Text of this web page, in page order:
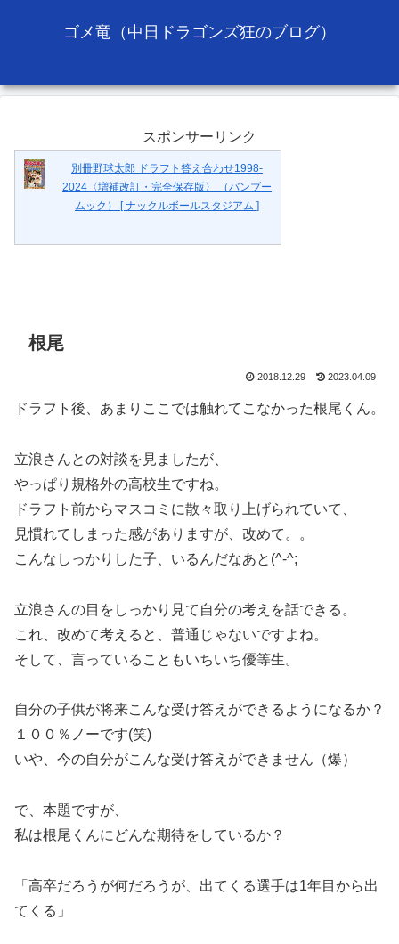
ゴメ竜（中日ドラゴンズ狂のブログ）
スポンサーリンク
別冊野球太郎 ドラフト答え合わせ1998-
2024〈増補改訂・完全保存版〉 （バンブー
ムック） [ ナックルボールスタジアム ]
根尾
2018.12.29 2023.04.09
ドラフト後、あまりここでは触れてこなかった根尾くん。
立浪さんとの対談を見ましたが、
やっぱり規格外の高校生ですね。
ドラフト前からマスコミに散々取り上げられていて、
見慣れてしまった感がありますが、改めて。。
こんなしっかりした子、いるんだなあと(^-^;
立浪さんの目をしっかり見て自分の考えを話できる。
これ、改めて考えると、普通じゃないですよね。
そして、言っていることもいちいち優等生。
自分の子供が将来こんな受け答えができるようになるか？
１００％ノーです(笑)
いや、今の自分がこんな受け答えができません（爆）
で、本題ですが、
私は根尾くんにどんな期待をしているか？
「高卒だろうが何だろうが、出てくる選手は1年目から出
てくる」